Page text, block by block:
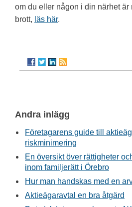
om du eller någon i din närhet är
brott, läs här.
Andra inlägg
Företagarens guide till
riskminimering
En översikt över rättigheter
inom familjerätt i Örebro
Hur man handskas med en
Aktieägaravtal en bra åtgärd